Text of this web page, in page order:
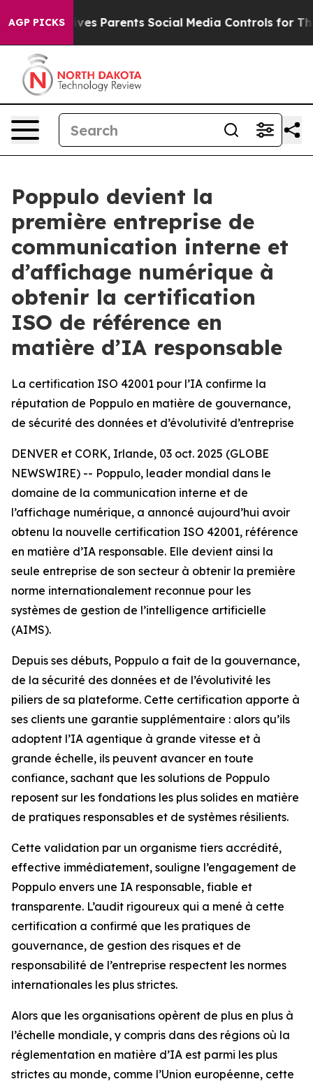
AGP PICKS
Gives Parents Social Media Controls for Their
Poppulo devient la
première entreprise de
communication interne et
d’affichage numérique à
obtenir la certification
ISO de référence en
matière d’IA responsable
La certification ISO 42001 pour l’IA confirme la
réputation de Poppulo en matière de gouvernance,
de sécurité des données et d’évolutivité d’entreprise
DENVER et CORK, Irlande, 03 oct. 2025 (GLOBE
NEWSWIRE) -- Poppulo, leader mondial dans le
domaine de la communication interne et de
l’affichage numérique, a annoncé aujourd’hui avoir
obtenu la nouvelle certification ISO 42001, référence
en matière d’IA responsable. Elle devient ainsi la
seule entreprise de son secteur à obtenir la première
norme internationalement reconnue pour les
systèmes de gestion de l’intelligence artificielle
(AIMS).
Depuis ses débuts, Poppulo a fait de la gouvernance,
de la sécurité des données et de l’évolutivité les
piliers de sa plateforme. Cette certification apporte à
ses clients une garantie supplémentaire : alors qu’ils
adoptent l’IA agentique à grande vitesse et à
grande échelle, ils peuvent avancer en toute
confiance, sachant que les solutions de Poppulo
reposent sur les fondations les plus solides en matière
de pratiques responsables et de systèmes résilients.
Cette validation par un organisme tiers accrédité,
effective immédiatement, souligne l’engagement de
Poppulo envers une IA responsable, fiable et
transparente. L’audit rigoureux qui a mené à cette
certification a confirmé que les pratiques de
gouvernance, de gestion des risques et de
responsabilité de l’entreprise respectent les normes
internationales les plus strictes.
Alors que les organisations opèrent de plus en plus à
l’échelle mondiale, y compris dans des régions où la
réglementation en matière d’IA est parmi les plus
strictes au monde, comme l’Union européenne, cette